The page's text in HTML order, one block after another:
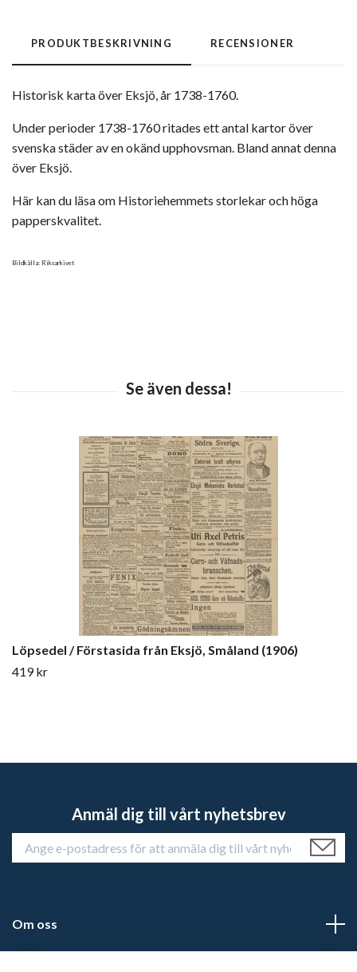
PRODUKTBESKRIVNING RECENSIONER
Historisk karta över Eksjö, år 1738-1760.
Under perioder 1738-1760 ritades ett antal kartor över
svenska städer av en okänd upphovsman. Bland annat denna
över Eksjö.
Här kan du läsa om Historiehemmets storlekar och höga
papperskvalitet.
Bildkälla: Riksarkivet
Löpsedel / Förstasida från Eksjö, Småland (1906)
419 kr
Anmäl dig till vårt nyhetsbrev
Om oss